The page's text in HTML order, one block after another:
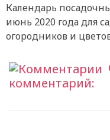
Календарь
июнь 2020 года для
огородников и
комментарий: